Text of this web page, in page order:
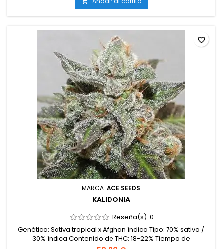
exterior Aromas y sabores: Afrutados y especiados, con
matices...
MARCA: ACE SEEDS
KALIDONIA
Reseña(s): 0
Genética: Sativa tropical x Afghan índica Tipo: 70% sativa /
30% índica Contenido de THC: 18-22% Tiempo de
favorite_border